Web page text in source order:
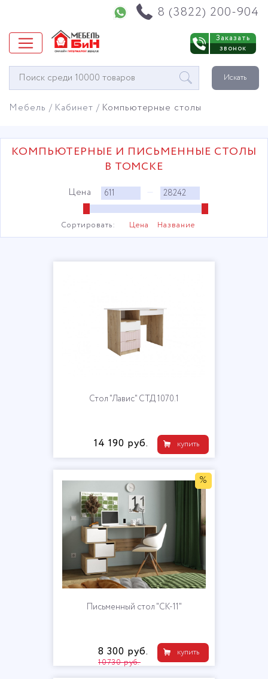
8 (3822) 200-904
Заказать
звонок
Окно
поиска
Искать
Мебель Кабинет Компьютерные столы
КОМПЬЮТЕРНЫЕ И ПИСЬМЕННЫЕ СТОЛЫ
В ТОМСКЕ
Цена —
Сортировать: Цена Название
Стол "Лавис" СТД 1070.1
купить
14 190 руб.
%
Письменный стол "СК-11"
купить
8 300 руб.
10730 руб.